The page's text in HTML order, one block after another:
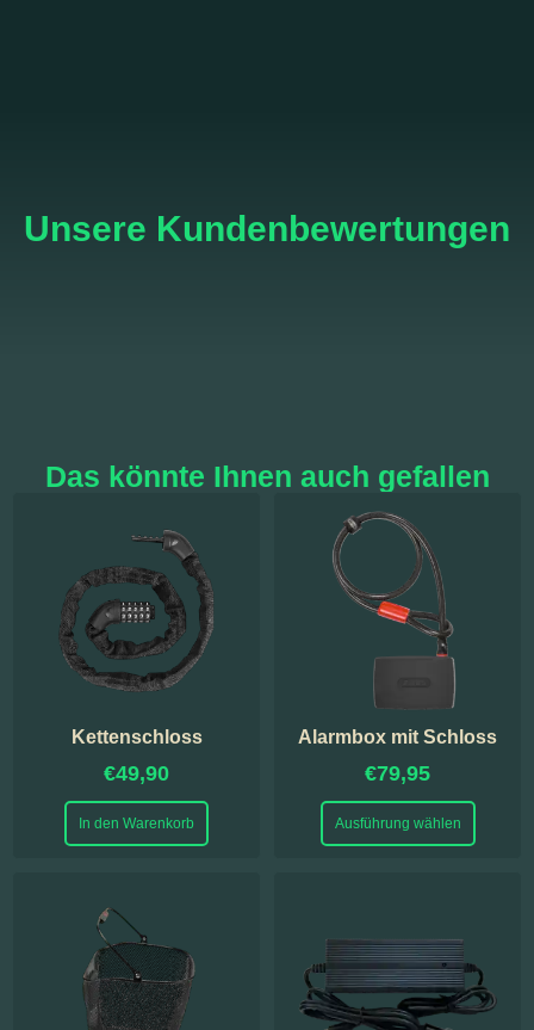
Unsere Kundenbewertungen
Das könnte Ihnen auch gefallen
Kettenschloss
€49,90
In den Warenkorb
Alarmbox mit Schloss
€79,95
Ausführung wählen